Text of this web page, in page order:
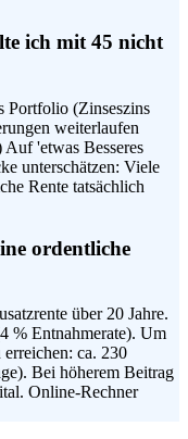
ich mit 45 nicht
Portfolio (Zinseszins
weiterlaufen
'etwas Besseres
unterschätzen: Viele
Rente tatsächlich
ordentliche
über 20 Jahre.
% Entnahmerate). Um
ca. 230
Bei höherem Beitrag
Online-Rechner